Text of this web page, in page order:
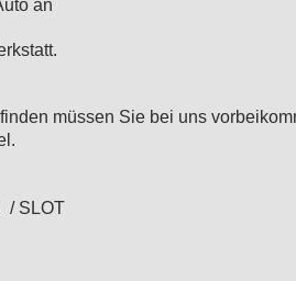
an
müssen Sie bei uns
SLOT